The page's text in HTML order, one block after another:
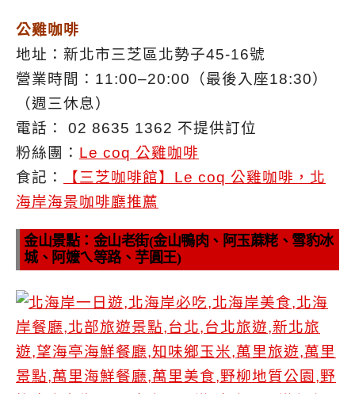
公雞咖啡
地址：新北市三芝區北勢子45-16號
營業時間：11:00–20:00（最後入座18:30）
（週三休息）
電話： 02 8635 1362 不提供訂位
粉絲團： Le coq 公雞咖啡
食記：
【三芝咖啡館】Le coq 公雞咖啡，北
海岸海景咖啡廳推薦
金山景點：金山老街(金山鴨肉、阿玉蔴粩、雪豹冰
城、阿嬤ㄟ等路、芋圓王)